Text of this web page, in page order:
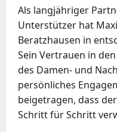
Als langjähriger
Unterstützer hat
Beratzhausen in
Sein Vertrauen in
des Damen- und
persönliches
beigetragen, dass
Schritt für Schritt